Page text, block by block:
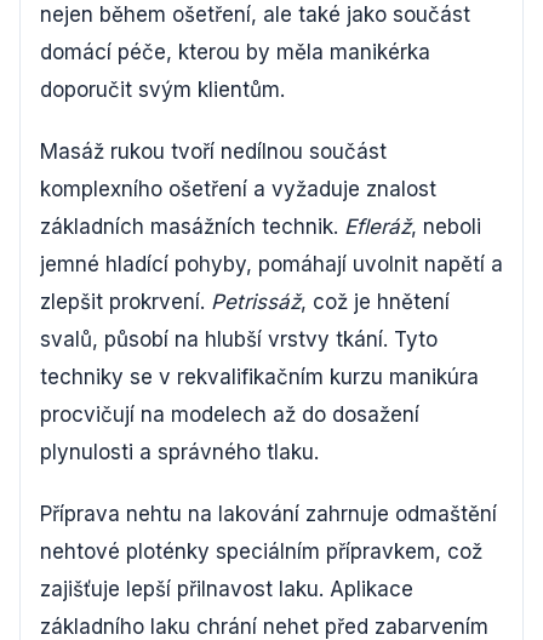
nejen během ošetření, ale také jako součást
domácí péče, kterou by měla manikérka
doporučit svým klientům.
Masáž rukou tvoří nedílnou součást
komplexního ošetření a vyžaduje znalost
základních masážních technik. Efleráž, neboli
jemné hladící pohyby, pomáhají uvolnit napětí a
zlepšit prokrvení. Petrissáž, což je hnětení
svalů, působí na hlubší vrstvy tkání. Tyto
techniky se v rekvalifikačním kurzu manikúra
procvičují na modelech až do dosažení
plynulosti a správného tlaku.
Příprava nehtu na lakování zahrnuje odmaštění
nehtové ploténky speciálním přípravkem, což
zajišťuje lepší přilnavost laku. Aplikace
základního laku chrání nehet před zabarvením